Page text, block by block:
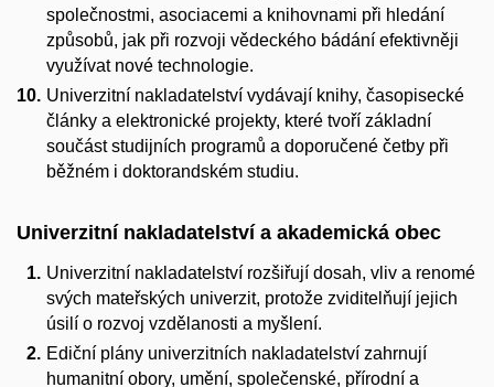
společnostmi, asociacemi a knihovnami při hledání
způsobů, jak při rozvoji vědeckého bádání efektivněji
využívat nové technologie.
Univerzitní nakladatelství vydávají knihy, časopisecké
články a elektronické projekty, které tvoří základní
součást studijních programů a doporučené četby při
běžném i doktorandském studiu.
Univerzitní nakladatelství a akademická obec
Univerzitní nakladatelství rozšiřují dosah, vliv a renomé
svých mateřských univerzit, protože zviditelňují jejich
úsilí o rozvoj vzdělanosti a myšlení.
Ediční plány univerzitních nakladatelství zahrnují
humanitní obory, umění, společenské, přírodní a